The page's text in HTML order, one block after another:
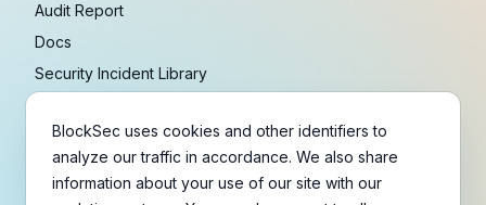
Audit Report
Docs
Security Incident Library
Research
Guides
Crypto Payment Playbook
BlockSec uses cookies and other identifiers to
analyze our traffic in accordance. We also share
information about your use of our site with our